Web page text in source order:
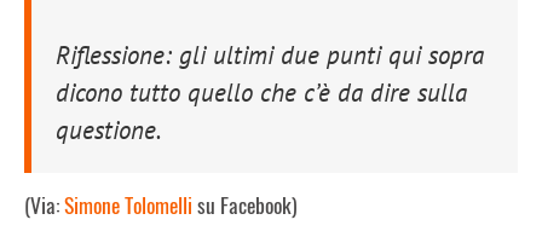
Riflessione: gli ultimi due punti qui sopra
dicono tutto quello che c’è da dire sulla
questione.
(Via:Simone Tolomellisu Facebook)